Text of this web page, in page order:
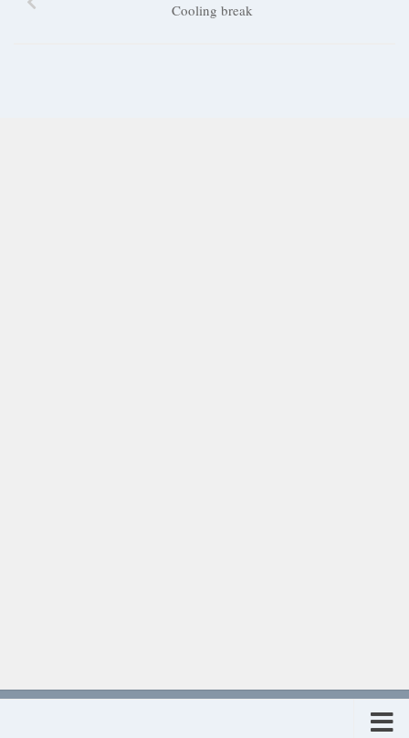
Cooling break